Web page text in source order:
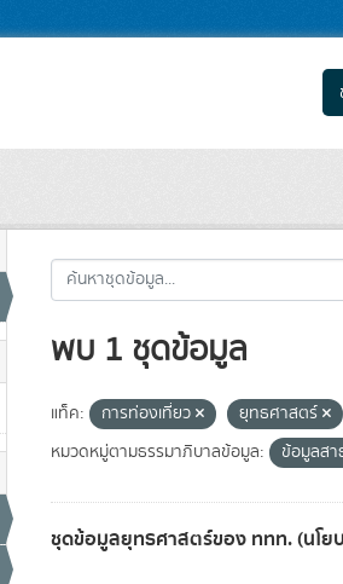
พบ 1 ชุดข้อมูล
แท็ค: การท่องเที่ยว ยุทธศาสตร์
หมวดหมู่ตามธรรมาภิบาลข้อมูล:
ข้อมูลส
ชุดข้อมูลยุทธศาสตร์ของ ททท. (นโย